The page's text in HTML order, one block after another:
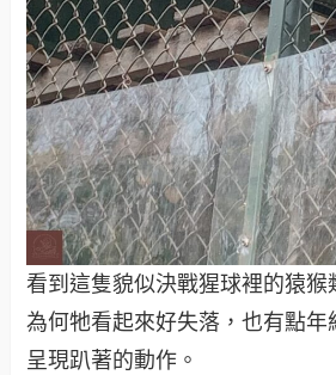
看到這隻貌似決戰猩球裡的猿猴
為何牠看起來好失落，也有點年
呈現趴著的動作。